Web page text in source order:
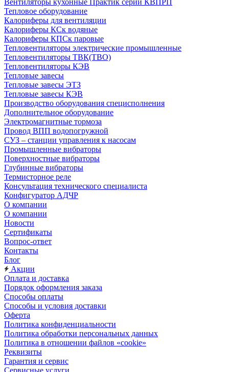
Вентиляторы кухонные Практик серии КВПРП
Тепловое оборудование
Калориферы для вентиляции
Калориферы КСк водяные
Калориферы КПСк паровые
Тепловентиляторы электрические промышленные
Тепловентиляторы ТВК(ТВО)
Тепловентиляторы КЭВ
Тепловые завесы
Тепловые завесы ЭТЗ
Тепловые завесы КЭВ
Производство оборудования специсполнения
Дополнительное оборудование
Электромагнитные тормоза
Провод ВПП водопогружной
СУЗ – станции управления к насосам
Промышленные вибраторы
Поверхностные вибраторы
Глубинные вибраторы
Термисторное реле
Консультация технического специалиста
Конфигуратор АДЧР
О компании
О компании
Новости
Сертификаты
Вопрос-ответ
Контакты
Блог
Акции
Оплата и доставка
Порядок оформления заказа
Способы оплаты
Способы и условия доставки
Оферта
Политика конфиденциальности
Политика обработки персональных данных
Политика в отношении файлов «cookie»
Реквизиты
Гарантия и сервис
Сервисные услуги